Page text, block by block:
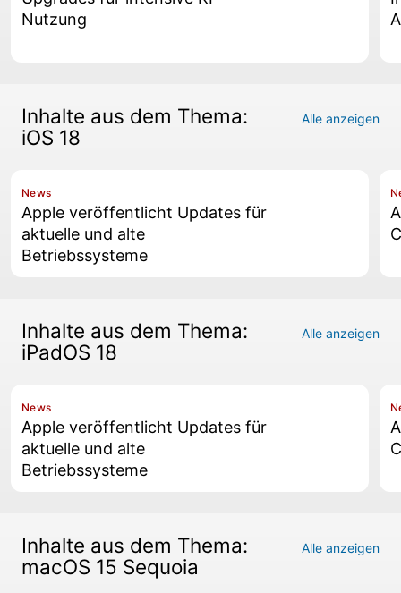
Nutzung
Inhalte aus dem Thema:
iOS 18
Alle anzeigen
News
Apple veröffentlicht Updates für
aktuelle und alte
Betriebssysteme
Inhalte aus dem Thema:
iPadOS 18
Alle anzeigen
News
Apple veröffentlicht Updates für
aktuelle und alte
Betriebssysteme
Inhalte aus dem Thema:
macOS 15 Sequoia
Alle anzeigen